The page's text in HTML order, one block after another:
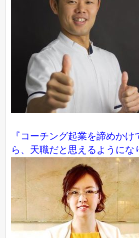
『コーチング起業を諦めか
ら、天職だと思えるようにな